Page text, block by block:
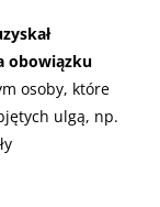
obowiązku
osoby, które
ulgą, np.